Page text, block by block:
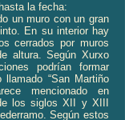
la fecha:
muro con un gran
En su interior hay
cerrados por muros
altura. Según Xurxo
podrían formar
“San Martiño
mencionado en
los siglos XII y XIII
Según estos